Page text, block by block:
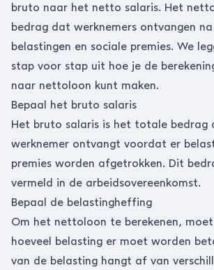
bruto naar het netto salaris. Het
bedrag dat werknemers ontvangen
belastingen en sociale premies. We
stap voor stap uit hoe je de
naar nettoloon kunt maken.
Bepaal het bruto salaris
Het bruto salaris is het totale bedrag
werknemer ontvangt voordat er
premies worden afgetrokken. Dit
vermeld in de arbeidsovereenkomst.
Bepaal de belastingheffing
Om het nettoloon te berekenen,
hoeveel belasting er moet worden
van de belasting hangt af van